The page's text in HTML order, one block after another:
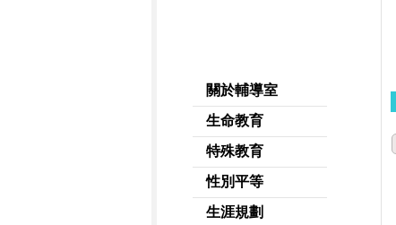
關於輔導室
生命教育
特殊教育
性別平等
生涯規劃